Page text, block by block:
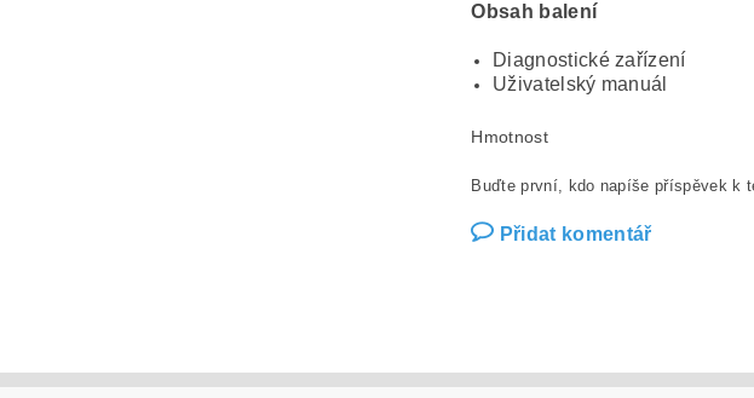
Obsah balení
Diagnostické zařízení
Uživatelský manuál
Hmotnost
Buďte první, kdo napíše příspěvek k
Přidat komentář